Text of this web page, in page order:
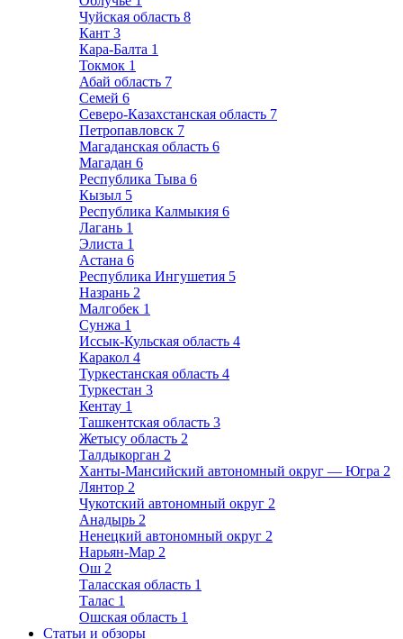
Чуйская область 8
Кант 3
Кара-Балта 1
Токмок 1
Абай область 7
Семей 6
Северо-Казахстанская область 7
Петропавловск 7
Магаданская область 6
Магадан 6
Республика Тыва 6
Кызыл 5
Республика Калмыкия 6
Лагань 1
Элиста 1
Астана 6
Республика Ингушетия 5
Назрань 2
Малгобек 1
Сунжа 1
Иссык-Кульская область 4
Каракол 4
Туркестанская область 4
Туркестан 3
Кентау 1
Ташкентская область 3
Жетысу область 2
Талдыкорган 2
Ханты-Мансийский автономный округ — Югра 2
Лянтор 2
Чукотский автономный округ 2
Анадырь 2
Ненецкий автономный округ 2
Нарьян-Мар 2
Ош 2
Таласская область 1
Талас 1
Ошская область 1
Статьи и обзоры